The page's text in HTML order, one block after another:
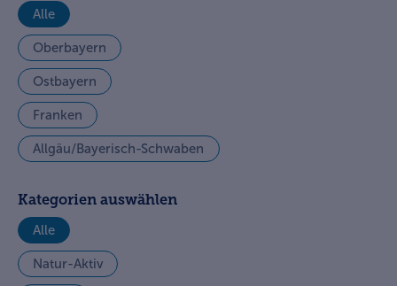
Alle
Oberbayern
Ostbayern
Franken
Allgäu/Bayerisch-Schwaben
Kategorien auswählen
Alle
Natur-Aktiv